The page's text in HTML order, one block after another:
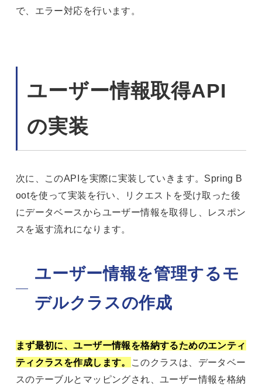
で、エラー対応を行います。
ユーザー情報取得API
の実装
次に、このAPIを実際に実装していきます。Spring B
ootを使って実装を行い、リクエストを受け取った後
にデータベースからユーザー情報を取得し、レスポン
スを返す流れになります。
ユーザー情報を管理するモ
デルクラスの作成
まず最初に、ユーザー情報を格納するためのエンティ
ティクラスを作成します。
このクラスは、データベー
スのテーブルとマッピングされ、ユーザー情報を格納